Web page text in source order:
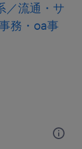
／流通・サ
務・oa事